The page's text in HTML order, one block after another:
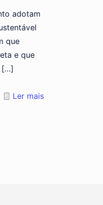
adotam
que
e que
[…]
Ler mais